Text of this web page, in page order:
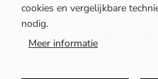
ontwikkelingen
Leidinggevende
cookies en vergelijkbare
nodig.
Meer informatie